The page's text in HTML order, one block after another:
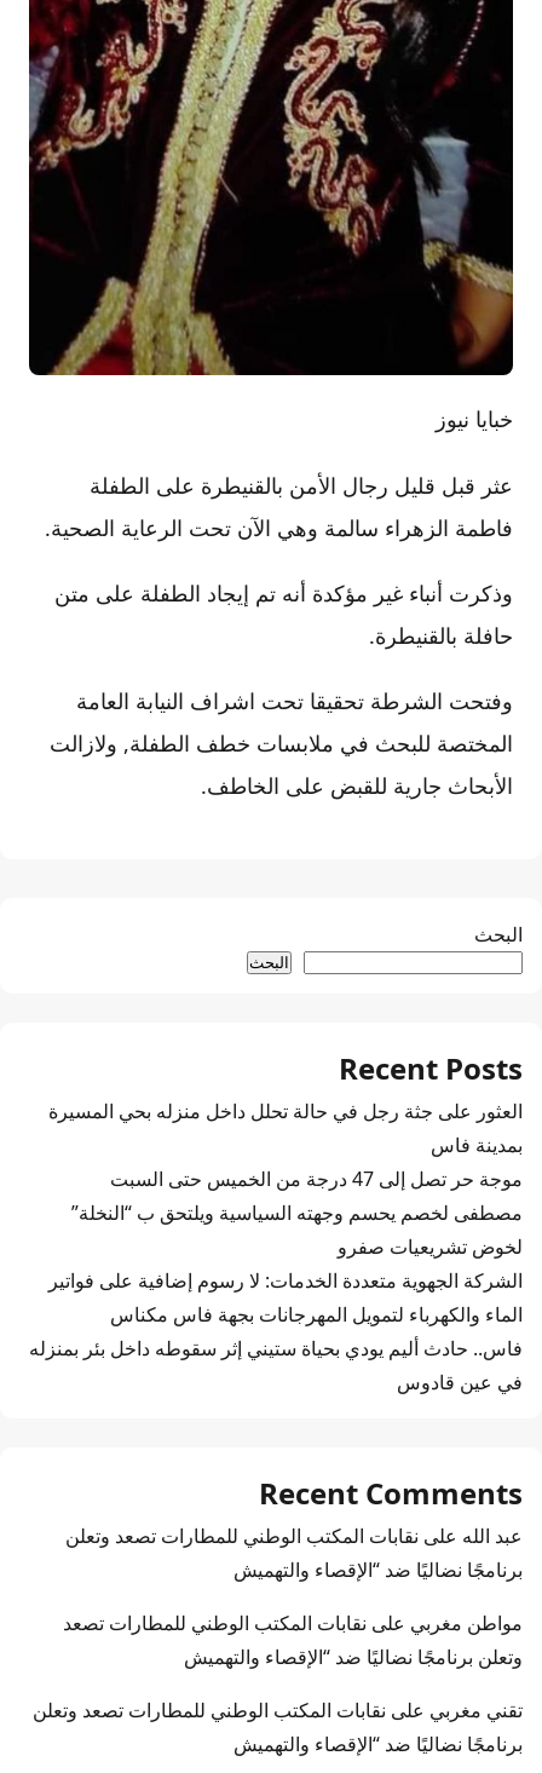
خبايا نيوز
عثر قبل قليل رجال الأمن بالقنيطرة على الطفلة
فاطمة الزهراء سالمة وهي الآن تحت الرعاية الصحية.
وذكرت أنباء غير مؤكدة أنه تم إيجاد الطفلة على متن
حافلة بالقنيطرة.
وفتحت الشرطة تحقيقا تحت اشراف النيابة العامة
المختصة للبحث في ملابسات خطف الطفلة, ولازالت
الأبحاث جارية للقبض على الخاطف.
البحث
البحث
Recent Posts
العثور على جثة رجل في حالة تحلل داخل منزله بحي المسيرة
بمدينة فاس
موجة حر تصل إلى 47 درجة من الخميس حتى السبت
مصطفى لخصم يحسم وجهته السياسية ويلتحق ب “النخلة”
لخوض تشريعيات صفرو
الشركة الجهوية متعددة الخدمات: لا رسوم إضافية على فواتير
الماء والكهرباء لتمويل المهرجانات بجهة فاس مكناس
فاس.. حادث أليم يودي بحياة ستيني إثر سقوطه داخل بئر بمنزله
في عين قادوس
Recent Comments
عبد الله على نقابات المكتب الوطني للمطارات تصعد وتعلن
برنامجًا نضاليًا ضد “الإقصاء والتهميش
مواطن مغربي على نقابات المكتب الوطني للمطارات تصعد
وتعلن برنامجًا نضاليًا ضد “الإقصاء والتهميش
تقني مغربي على نقابات المكتب الوطني للمطارات تصعد وتعلن
برنامجًا نضاليًا ضد “الإقصاء والتهميش